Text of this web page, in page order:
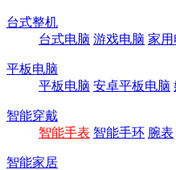
台式整机
台式电脑 游戏电脑 家用
平板电脑
平板电脑 安卓平板电脑
智能穿戴
智能手表 智能手环 腕表
智能家居